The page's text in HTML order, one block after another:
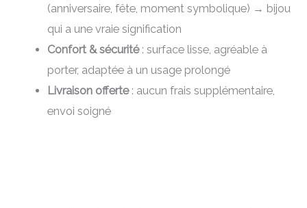
(anniversaire, fête, moment symbolique) → bijou
qui a une vraie signification
Confort & sécurité: surface lisse, agréable à
porter, adaptée à un usage prolongé
Livraison offerte: aucun frais supplémentaire,
envoi soigné